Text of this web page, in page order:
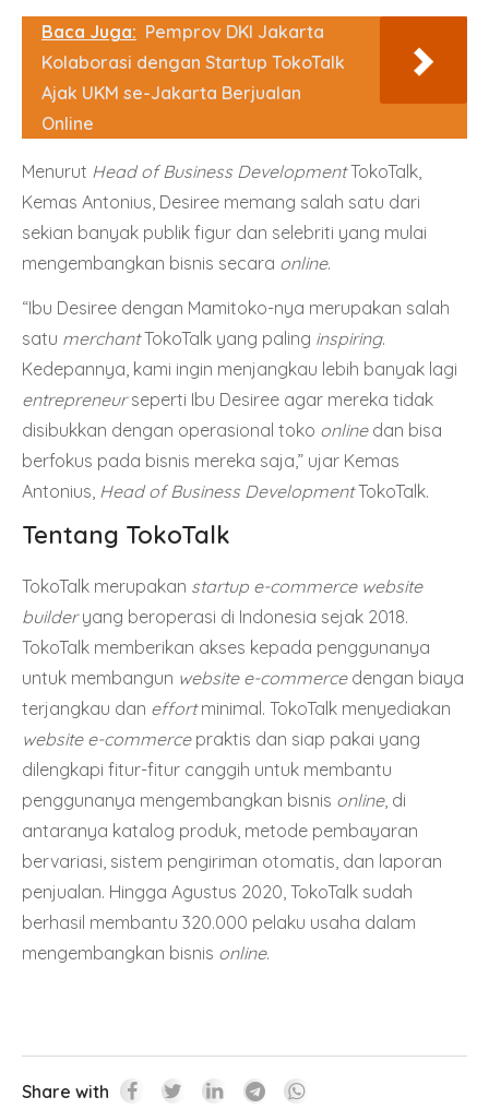
Baca Juga: Pemprov DKI Jakarta
Kolaborasi dengan Startup TokoTalk
Ajak UKM se-Jakarta Berjualan
Online
Menurut Head of Business DevelopmentTokoTalk,
Kemas Antonius, Desiree memang salah satu dari
sekian banyak publik figur dan selebriti yang mulai
mengembangkan bisnis secara online.
“Ibu Desiree dengan Mamitoko-nya merupakan salah
satu merchantTokoTalk yang paling inspiring.
Kedepannya, kami ingin menjangkau lebih banyak lagi
entrepreneurseperti Ibu Desiree agar mereka tidak
disibukkan dengan operasional toko online dan bisa
berfokus pada bisnis mereka saja,” ujar Kemas
Antonius, Head of Business DevelopmentTokoTalk.
Tentang TokoTalk
TokoTalk merupakan startup e-commerce website
builderyang beroperasi di Indonesia sejak 2018.
TokoTalk memberikan akses kepada penggunanya
untuk membangun website e-commercedengan biaya
terjangkau dan effortminimal. TokoTalk menyediakan
website e-commercepraktis dan siap pakai yang
dilengkapi fitur-fitur canggih untuk membantu
penggunanya mengembangkan bisnis online, di
antaranya katalog produk, metode pembayaran
bervariasi, sistem pengiriman otomatis, dan laporan
penjualan. Hingga Agustus 2020, TokoTalk sudah
berhasil membantu 320.000 pelaku usaha dalam
mengembangkan bisnis online.
Share with